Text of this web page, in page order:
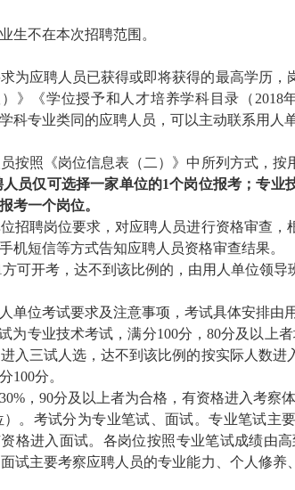
生不在本次招聘范围。
为应聘人员已获得或即将获得的最高学历
》《学位授予和人才培养学科目录（2018
专业类同的应聘人员，可以主动联系用人
按照《岗位信息表（二）》中所列方式，按
人员仅可选择一家单位的1个岗位报考；专业
考一个岗位。
招聘岗位要求，对应聘人员进行资格审查
机短信等方式告知应聘人员资格审查结果。
可开考，达不到该比例的，由用人单位领
单位考试要求及注意事项，考试具体安排由
为专业技术考试，满分100分，80分及以上
入三试人选，达不到该比例的按实际人数
100分。
30%，90分及以上者为合格，有资格进入考察体
。考试分为专业笔试、面试。专业笔试主
格进入面试。各岗位按照专业笔试成绩由
试主要考察应聘人员的专业能力、个人修